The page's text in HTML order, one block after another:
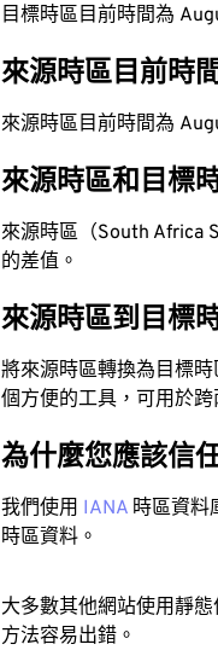
目標時區目前時間為
來源時區目前時
來源時區目前時間為
來源時區和目標
來源時區（South Africa
的差值。
來源時區到目標
將來源時區轉換為目標
個方便的工具，可用於跨
為什麼您應該信
我們使用 IANA 時區資料
時區資料。
大多數其他網站使用靜
方法容易出錯。